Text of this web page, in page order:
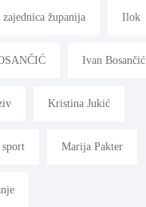
županija Ilok
Ivan Bosančić
Kristina Jukić
Marija Pakter